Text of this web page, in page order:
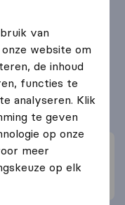
89
i
verhuisbedrijven
van
website om
de inhoud
functies te
analyseren. Klik
te geven
op onze
meer
op elk